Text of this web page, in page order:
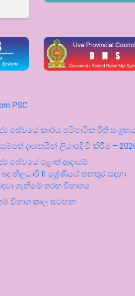
PSC
සේවයේ කාර්ය පටිපාටික රීති සංග්‍රහය
දායකයින් ලියාපදිංචි කිරීම –
‍සේවයේ පළාත් ආදායම්
නිලධාරි II ශ්‍රේණියේ තනතුර සඳහා
ගැනීමේ තරඟ විභාගය
විභාග කාල සටහන